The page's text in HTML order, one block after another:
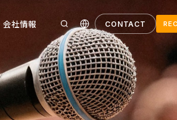
会社情報 CONTACT